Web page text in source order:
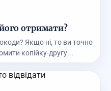
отримати?
Якщо ні, то ви точно
копійку-другу...